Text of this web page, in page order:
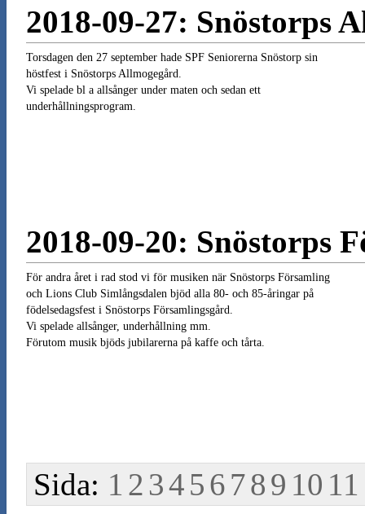
2018-09-27: Snöstorps
Torsdagen den 27 september hade SPF Seniorerna Snöstorp sin
höstfest i Snöstorps Allmogegård.
Vi spelade bl a allsånger under maten och sedan ett
underhållningsprogram.
2018-09-20: Snöstorps
För andra året i rad stod vi för musiken när Snöstorps Församling
och Lions Club Simlångsdalen bjöd alla 80- och 85-åringar på
födelsedagsfest i Snöstorps Församlingsgård.
Vi spelade allsånger, underhållning mm.
Förutom musik bjöds jubilarerna på kaffe och tårta.
Sida: 1 2 3456789 10 11